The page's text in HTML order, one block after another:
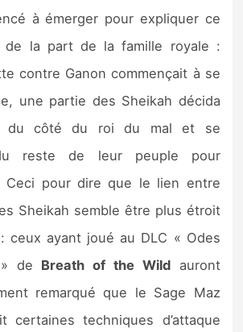
à émerger pour expliquer ce
de la part de la famille royale :
contre Ganon commençait à se
une partie des Sheikah décida
du côté du roi du mal et se
reste de leur peuple pour
Ceci pour dire que le lien entre
Sheikah semble être plus étroit
: ceux ayant joué au DLC « Odes
de Breath of the Wildauront
remarqué que le Sage Maz
certaines techniques d’attaque